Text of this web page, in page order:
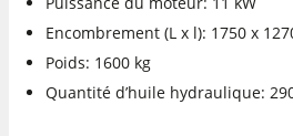
Encombrement (L x l): 1750 x
Poids: 1600 kg
Quantité d’huile hydraulique: